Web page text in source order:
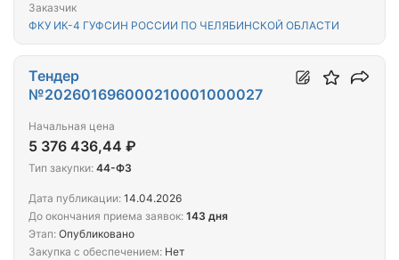
Заказчик
ФКУ ИК-4 ГУФСИН РОССИИ ПО ЧЕЛЯБИНСКОЙ ОБЛАСТИ
Тендер
№202601696000210001000027
Начальная цена
5 376 436,44 ₽
Тип закупки: 44-ФЗ
Дата публикации: 14.04.2026
До окончания приема заявок: 143 дня
Этап: Опубликовано
Закупка с обеспечением: Нет